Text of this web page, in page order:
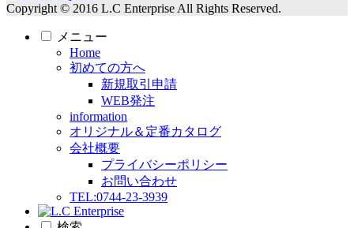
Copyright © 2016 L.C Enterprise All Rights Reserved.
メニュー
Home
初めての方へ
新規取引申請
WEB発注
information
オリジナル＆定番カタログ
会社概要
プライバシーポリシー
お問い合わせ
TEL:0744-23-3939